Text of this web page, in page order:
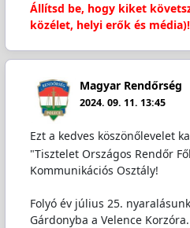
Állítsd be, hogy kiket
közélet, helyi erők és média)!
Magyar Rendőrség
2024. 09. 11. 13:45
Ezt a kedves köszönőlevelet
"Tisztelet Országos Rendőr
Kommunikációs Osztály!
Folyó év július 25.
Gárdonyba a Velence